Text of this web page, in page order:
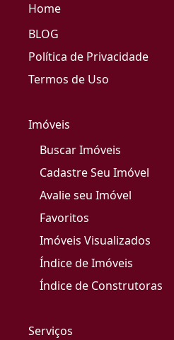
Home
BLOG
Política de Privacidade
Termos de Uso
Imóveis
Buscar Imóveis
Cadastre Seu Imóvel
Avalie seu Imóvel
Favoritos
Imóveis Visualizados
Índice de Imóveis
Índice de Construtoras
Serviços